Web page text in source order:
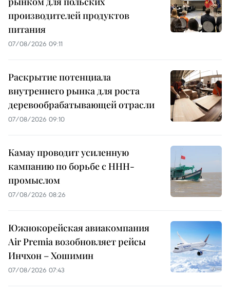
производителей продуктов
питания
07/08/2026 09:11
Раскрытие потенциала
внутреннего рынка для роста
деревообрабатывающей отрасли
07/08/2026 09:10
Камау проводит усиленную
кампанию по борьбе с ННН-
промыслом
07/08/2026 08:26
Южнокорейская авиакомпания
Air Premia возобновляет рейсы
Инчхон – Хошимин
07/08/2026 07:43